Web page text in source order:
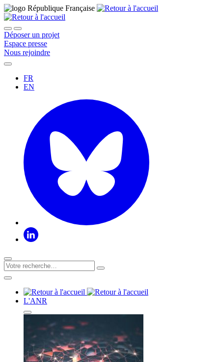
Déposer un projet
Espace presse
Nous rejoindre
FR
EN
L'ANR